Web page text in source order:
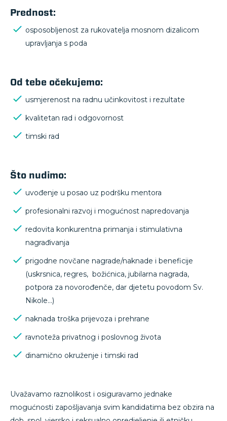
Prednost:
osposobljenost za rukovatelja mosnom dizalicom
upravljanja s poda
Od tebe očekujemo:
usmjerenost na radnu učinkovitost i rezultate
kvalitetan rad i odgovornost
timski rad
Što nudimo:
uvođenje u posao uz podršku mentora
profesionalni razvoj i mogućnost napredovanja
redovita konkurentna primanja i stimulativna
nagrađivanja
prigodne novčane nagrade/naknade i beneficije
(uskrsnica, regres, božićnica, jubilarna nagrada,
potpora za novorođenče, dar djetetu povodom Sv.
Nikole…)
naknada troška prijevoza i prehrane
ravnoteža privatnog i poslovnog života
dinamično okruženje i timski rad
Uvažavamo raznolikost i osiguravamo jednake
mogućnosti zapošljavanja svim kandidatima bez obzira na